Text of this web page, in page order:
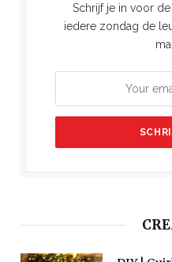
Schrijf je in voor
iedere zondag de